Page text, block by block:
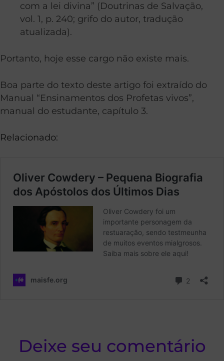
com a lei divina” (Doutrinas de Salvação,
vol. 1, p. 240; grifo do autor, tradução
atualizada).
Portanto, hoje esse cargo não existe mais.
Boa parte do texto deste artigo foi extraído do
Manual “Ensinamentos dos Profetas vivos”,
manual do estudante, capítulo 3.
Relacionado:
Deixe seu comentário